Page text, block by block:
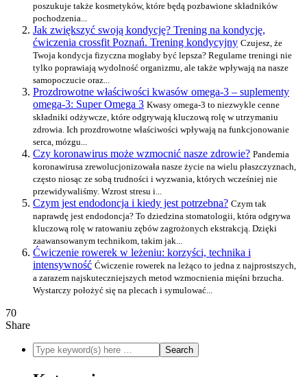
poszukuje także kosmetyków, które będą pozbawione składników
pochodzenia...
Jak zwiększyć swoją kondycję? Trening na kondycję,
ćwiczenia crossfit Poznań. Trening kondycyjny Czujesz, że
Twoja kondycja fizyczna mogłaby być lepsza? Regularne treningi nie
tylko poprawiają wydolność organizmu, ale także wpływają na nasze
samopoczucie oraz...
Prozdrowotne właściwości kwasów omega-3 – suplementy
omega-3: Super Omega 3 Kwasy omega-3 to niezwykle cenne
składniki odżywcze, które odgrywają kluczową rolę w utrzymaniu
zdrowia. Ich prozdrowotne właściwości wpływają na funkcjonowanie
serca, mózgu...
Czy koronawirus może wzmocnić nasze zdrowie? Pandemia
koronawirusa zrewolucjonizowała nasze życie na wielu płaszczyznach,
często niosąc ze sobą trudności i wyzwania, których wcześniej nie
przewidywaliśmy. Wzrost stresu i...
Czym jest endodoncja i kiedy jest potrzebna? Czym tak
naprawdę jest endodoncja? To dziedzina stomatologii, która odgrywa
kluczową rolę w ratowaniu zębów zagrożonych ekstrakcją. Dzięki
zaawansowanym technikom, takim jak...
Ćwiczenie rowerek w leżeniu: korzyści, technika i
intensywność Ćwiczenie rowerek na leżąco to jedna z najprostszych,
a zarazem najskuteczniejszych metod wzmocnienia mięśni brzucha.
Wystarczy położyć się na plecach i symulować...
70
Share